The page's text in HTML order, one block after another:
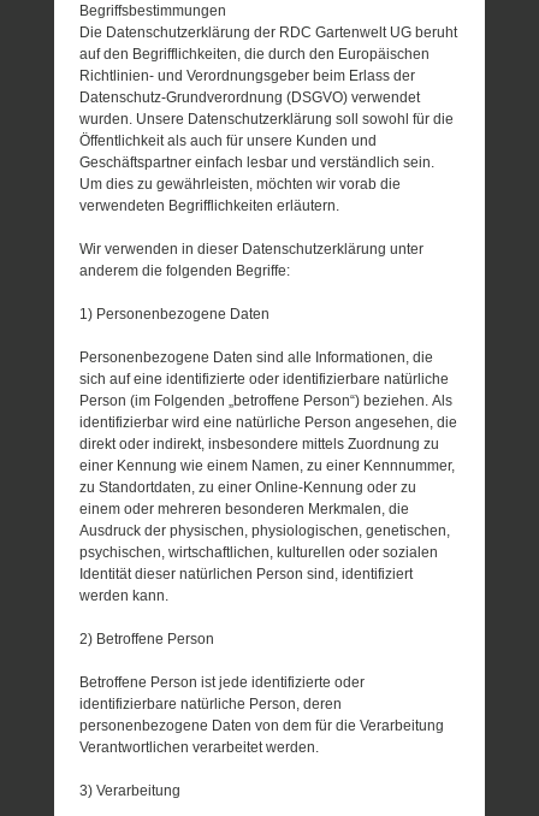
Begriffsbestimmungen
Die Datenschutzerklärung der RDC Gartenwelt UG beruht
auf den Begrifflichkeiten, die durch den Europäischen
Richtlinien- und Verordnungsgeber beim Erlass der
Datenschutz-Grundverordnung (DSGVO) verwendet
wurden. Unsere Datenschutzerklärung soll sowohl für die
Öffentlichkeit als auch für unsere Kunden und
Geschäftspartner einfach lesbar und verständlich sein.
Um dies zu gewährleisten, möchten wir vorab die
verwendeten Begrifflichkeiten erläutern.
Wir verwenden in dieser Datenschutzerklärung unter
anderem die folgenden Begriffe:
1) Personenbezogene Daten
Personenbezogene Daten sind alle Informationen, die
sich auf eine identifizierte oder identifizierbare natürliche
Person (im Folgenden „betroffene Person“) beziehen. Als
identifizierbar wird eine natürliche Person angesehen, die
direkt oder indirekt, insbesondere mittels Zuordnung zu
einer Kennung wie einem Namen, zu einer Kennnummer,
zu Standortdaten, zu einer Online-Kennung oder zu
einem oder mehreren besonderen Merkmalen, die
Ausdruck der physischen, physiologischen, genetischen,
psychischen, wirtschaftlichen, kulturellen oder sozialen
Identität dieser natürlichen Person sind, identifiziert
werden kann.
2) Betroffene Person
Betroffene Person ist jede identifizierte oder
identifizierbare natürliche Person, deren
personenbezogene Daten von dem für die Verarbeitung
Verantwortlichen verarbeitet werden.
3) Verarbeitung